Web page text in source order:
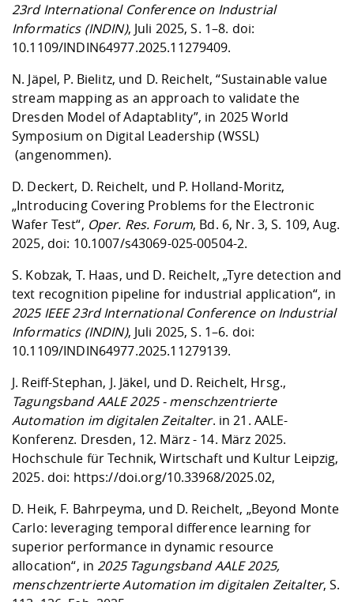
23rd International Conference on Industrial
Informatics (INDIN), Juli 2025, S. 1–8. doi:
10.1109/INDIN64977.2025.11279409.
N. Jäpel, P. Bielitz, und D. Reichelt, “Sustainable value
stream mapping as an approach to validate the
Dresden Model of Adaptablity”, in 2025 World
Symposium on Digital Leadership (WSSL)
(angenommen).
D. Deckert, D. Reichelt, und P. Holland-Moritz,
„Introducing Covering Problems for the Electronic
Wafer Test“, Oper. Res. Forum, Bd. 6, Nr. 3, S. 109, Aug.
2025, doi: 10.1007/s43069-025-00504-2.
S. Kobzak, T. Haas, und D. Reichelt, „Tyre detection and
text recognition pipeline for industrial application“, in
2025 IEEE 23rd International Conference on Industrial
Informatics (INDIN), Juli 2025, S. 1–6. doi:
10.1109/INDIN64977.2025.11279139.
J. Reiff-Stephan, J. Jäkel, und D. Reichelt, Hrsg.,
Tagungsband AALE 2025 - menschzentrierte
Automation im digitalen Zeitalter. in 21. AALE-
Konferenz. Dresden, 12. März - 14. März 2025.
Hochschule für Technik, Wirtschaft und Kultur Leipzig,
2025. doi: https://doi.org/10.33968/2025.02,
D. Heik, F. Bahrpeyma, und D. Reichelt, „Beyond Monte
Carlo: leveraging temporal difference learning for
superior performance in dynamic resource
allocation“, in2025 Tagungsband AALE 2025,
menschzentrierte Automation im digitalen Zeitalter, S.